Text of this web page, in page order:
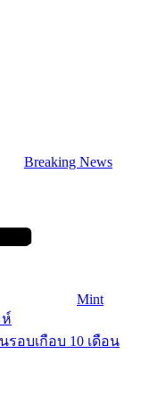
Breaking News
Mint
ห์
อบเกือบ 10 เดือน